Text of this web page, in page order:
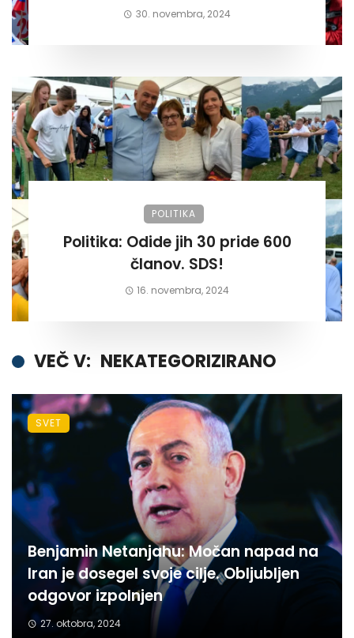
30. novembra, 2024
POLITIKA
Politika: Odide jih 30 pride 600
članov. SDS!
16. novembra, 2024
VEČ V: NEKATEGORIZIRANO
Benjamin Netanjahu: Močan napad na
Iran je dosegel svoje cilje. Obljubljen
odgovor izpolnjen
27. oktobra, 2024
SVET